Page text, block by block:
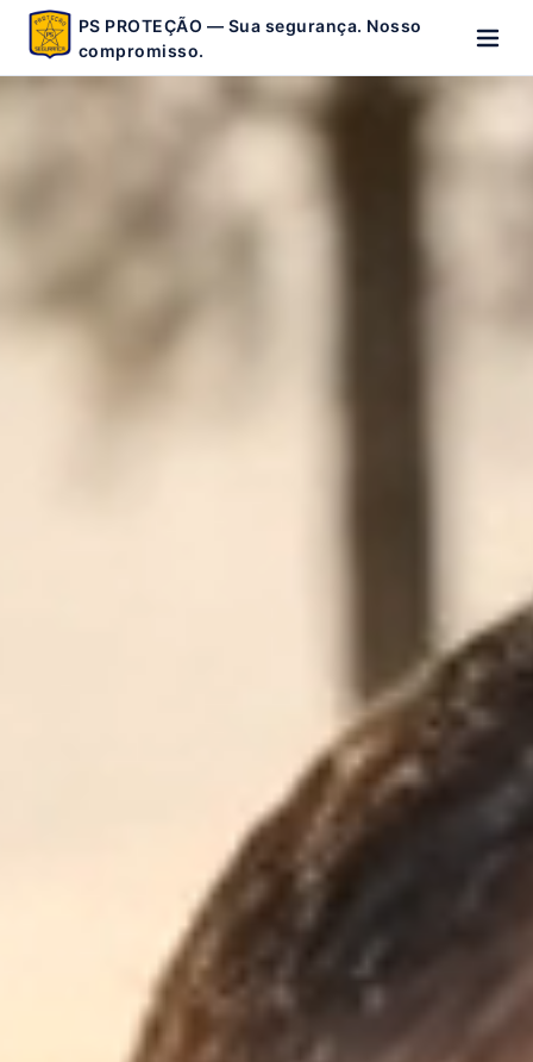
PS PROTEÇÃO — Sua segurança. Nosso
compromisso.